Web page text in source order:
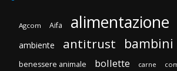
Agcom Aifa alimentazione
ambiente antitrust bambini
benessere animale bollette carne